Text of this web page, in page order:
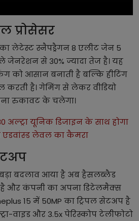
प्रोसेसर
लेटेस्ट स्नैपड्रैगन 8 एलीट जेन 5
जेनरेशन से 30% ज्यादा तेज है। यह
को आसान बनाती है बल्कि हीटिंग
करती है। गेमिंग से लेकर वीडियो
रुकावट के चलेगा।
अल्ट्रा यूनिक डिजाइन के साथ होगा
एडवांस्ड लेवल का कैमरा
बदलाव आया है अब हैसलब्लैड
है और कंपनी का अपना डिटेलमैक्स
15 में 50MP का ट्रिपल सेटअप है
वाइड और 3.5x पेरिस्कोप टेलीफोटो